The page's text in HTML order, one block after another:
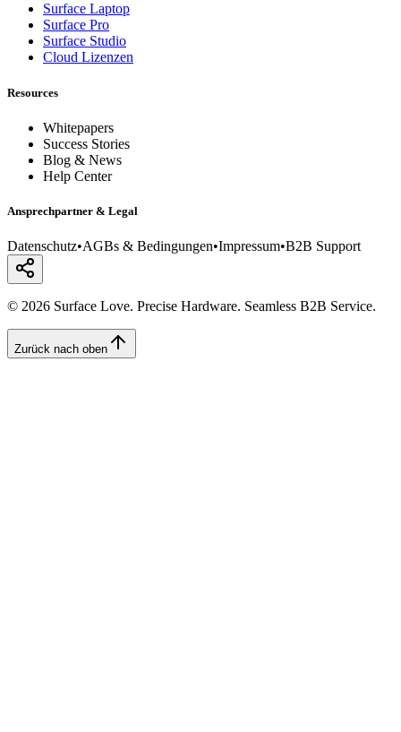
Surface Laptop
Surface Pro
Surface Studio
Cloud Lizenzen
Resources
Whitepapers
Success Stories
Blog & News
Help Center
Ansprechpartner & Legal
Datenschutz•AGBs & Bedingungen•Impressum•B2B Support
© 2026 Surface Love. Precise Hardware. Seamless B2B Service.
Zurück nach oben